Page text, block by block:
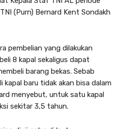
(Purn) Bernard Kent Sondakh
pembelian yang dilakukan
8 kapal sekaligus dapat
barang bekas. Sebab
kapal baru tidak akan bisa dalam
menyebut, untuk satu kapal
sekitar 3,5 tahun.